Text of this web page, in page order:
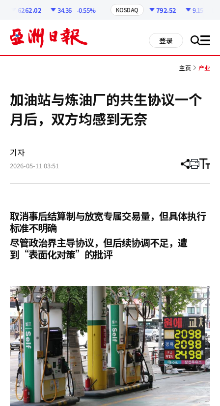
6262.02 34.36 -0.55% KOSDAQ 792.52 9.15
登录 搜 all
主页 产业
加油站与炼油厂的共生协议一个
月后，双方均感到无奈
기자
2026-05-11 03:51 分
章
打 调
小
取消事后结算制与放宽专属交易量，但具体执行
标准不明确
尽管政治界主导协议，但后续协调不足，遭
到“表面化对策”的批评